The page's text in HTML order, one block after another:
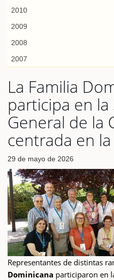
2010
2009
2008
2007
La Familia
participa en la
General de la
centrada en
29 de mayo de 2026
Representantes de distintas
Dominicana participaron en